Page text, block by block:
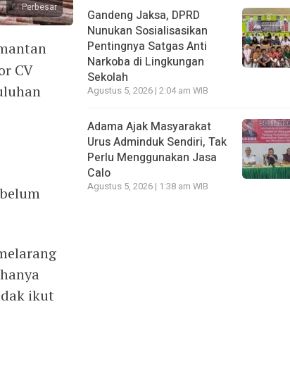
Perbesar
CV
ikut
Gandeng Jaksa, DPRD
Nunukan Sosialisasikan
Pentingnya Satgas Anti
Narkoba di Lingkungan
Sekolah
Agustus 5, 2026 | 2:04 am WIB
Adama Ajak Masyarakat
Urus Adminduk Sendiri, Tak
Perlu Menggunakan Jasa
Calo
Agustus 5, 2026 | 1:38 am WIB